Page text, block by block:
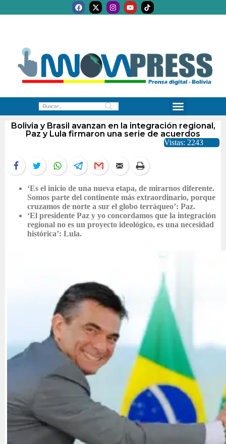
Bolivia y Brasil avanzan en la integración regional,
Paz y Lula firmaron una serie de acuerdos
Vistas: 2243
‘Es el inicio de una nueva etapa, de mirarnos diferente.
Somos parte del continente más extraordinario, porque
cruzamos de norte a sur el globo terráqueo’: Paz.
‘El presidente Paz y yo concordamos que la integración
regional no es un proyecto ideológico, es una necesidad
histórica’: Lula.